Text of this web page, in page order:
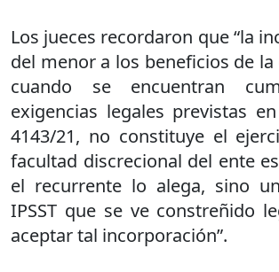
Los jueces recordaron que “la
del menor a los beneficios de la
cuando se encuentran
exigencias legales previstas
4143/21, no constituye el
facultad discrecional del ente
el recurrente lo alega, sino
IPSST que se ve constreñido
aceptar tal incorporación”.